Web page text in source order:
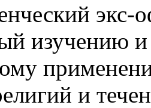
изучению
и